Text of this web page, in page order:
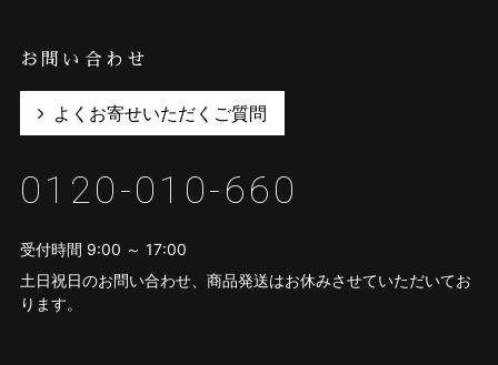
お問い合わせ
よくお寄せいただくご質問
0120-010-660
受付時間 9:00 ～ 17:00
土日祝日のお問い合わせ、商品発送はお休みさせていただいてお
ります。